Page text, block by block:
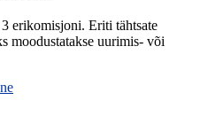
erikomisjoni. Eriti tähtsate
moodustatakse uurimis- või